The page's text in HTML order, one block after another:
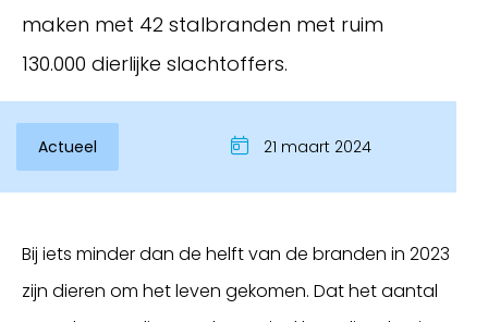
Inloggen
maken met 42 stalbranden met ruim
130.000 dierlijke slachtoffers.
Actueel 21 maart 2024
Bij iets minder dan de helft van de branden in 2023
zijn dieren om het leven gekomen. Dat het aantal